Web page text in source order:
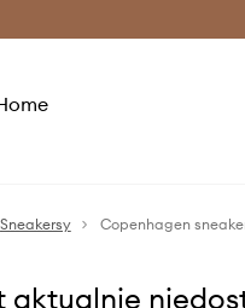
Sneakersy Copenhagen
aktualnie